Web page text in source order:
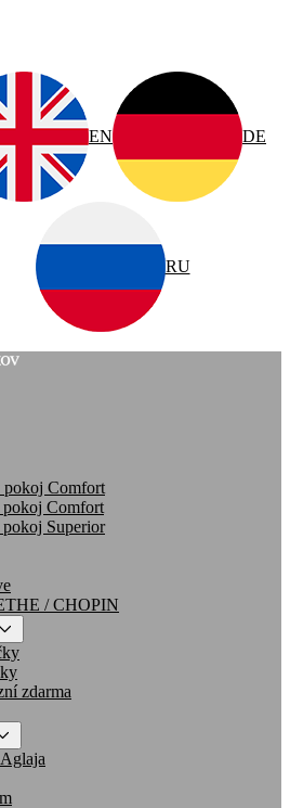
EN DE
RU
pokoj Comfort
Comfort
Superior
/ CHOPIN
zdarma